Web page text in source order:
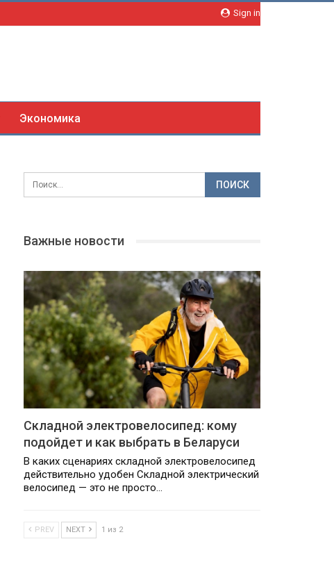
Sign in
Экономика
Важные новости
Складной электровелосипед: кому
подойдет и как выбрать в Беларуси
В каких сценариях складной электровелосипед
действительно удобен Складной электрический
велосипед — это не просто…
PREV NEXT 1 из 2